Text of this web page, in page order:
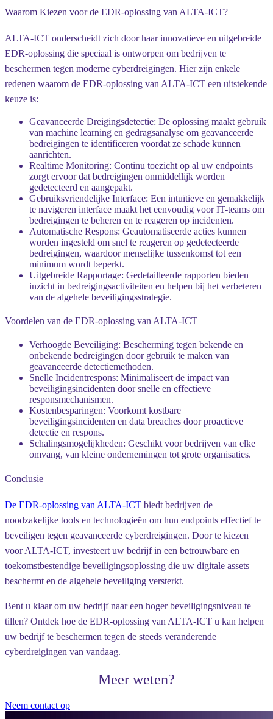
Waarom Kiezen voor de EDR-oplossing van ALTA-ICT?
ALTA-ICT onderscheidt zich door haar innovatieve en uitgebreide
EDR-oplossing die speciaal is ontworpen om bedrijven te
beschermen tegen moderne cyberdreigingen. Hier zijn enkele
redenen waarom de EDR-oplossing van ALTA-ICT een uitstekende
keuze is:
Geavanceerde Dreigingsdetectie: De oplossing maakt gebruik
van machine learning en gedragsanalyse om geavanceerde
bedreigingen te identificeren voordat ze schade kunnen
aanrichten.
Realtime Monitoring: Continu toezicht op al uw endpoints
zorgt ervoor dat bedreigingen onmiddellijk worden
gedetecteerd en aangepakt.
Gebruiksvriendelijke Interface: Een intuïtieve en gemakkelijk
te navigeren interface maakt het eenvoudig voor IT-teams om
bedreigingen te beheren en te reageren op incidenten.
Automatische Respons: Geautomatiseerde acties kunnen
worden ingesteld om snel te reageren op gedetecteerde
bedreigingen, waardoor menselijke tussenkomst tot een
minimum wordt beperkt.
Uitgebreide Rapportage: Gedetailleerde rapporten bieden
inzicht in bedreigingsactiviteiten en helpen bij het verbeteren
van de algehele beveiligingsstrategie.
Voordelen van de EDR-oplossing van ALTA-ICT
Verhoogde Beveiliging: Bescherming tegen bekende en
onbekende bedreigingen door gebruik te maken van
geavanceerde detectiemethoden.
Snelle Incidentrespons: Minimaliseert de impact van
beveiligingsincidenten door snelle en effectieve
responsmechanismen.
Kostenbesparingen: Voorkomt kostbare
beveiligingsincidenten en data breaches door proactieve
detectie en respons.
Schalingsmogelijkheden: Geschikt voor bedrijven van elke
omvang, van kleine ondernemingen tot grote organisaties.
Conclusie
De EDR-oplossing van ALTA-ICT biedt bedrijven de
noodzakelijke tools en technologieën om hun endpoints effectief te
beveiligen tegen geavanceerde cyberdreigingen. Door te kiezen
voor ALTA-ICT, investeert uw bedrijf in een betrouwbare en
toekomstbestendige beveiligingsoplossing die uw digitale assets
beschermt en de algehele beveiliging versterkt.
Bent u klaar om uw bedrijf naar een hoger beveiligingsniveau te
tillen? Ontdek hoe de EDR-oplossing van ALTA-ICT u kan helpen
uw bedrijf te beschermen tegen de steeds veranderende
cyberdreigingen van vandaag.
Meer weten?
Neem contact op